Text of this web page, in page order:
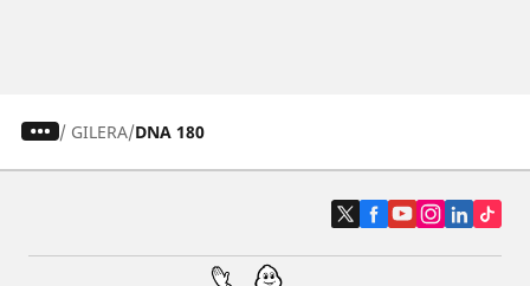
/ GILERA DNA 180